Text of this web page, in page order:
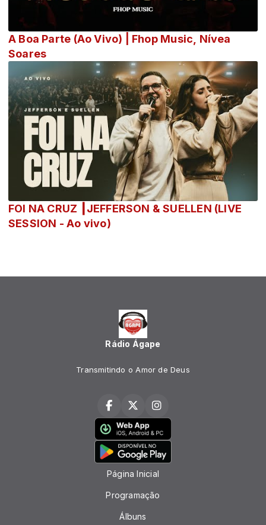
A Boa Parte (Ao Vivo) | Fhop Music, Nívea
Soares
FOI NA CRUZ ┃JEFFERSON & SUELLEN (LIVE
SESSION - Ao vivo)
Rádio Ágape
Transmitindo o Amor de Deus
Página Inicial
Programação
Álbuns